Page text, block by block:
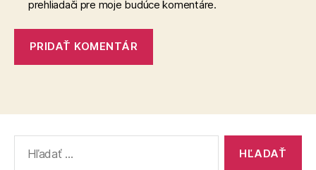
prehliadači pre moje budúce komentáre.